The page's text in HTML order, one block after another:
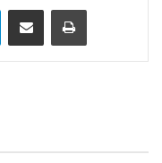
TelegramEnviar vía email Imprimir